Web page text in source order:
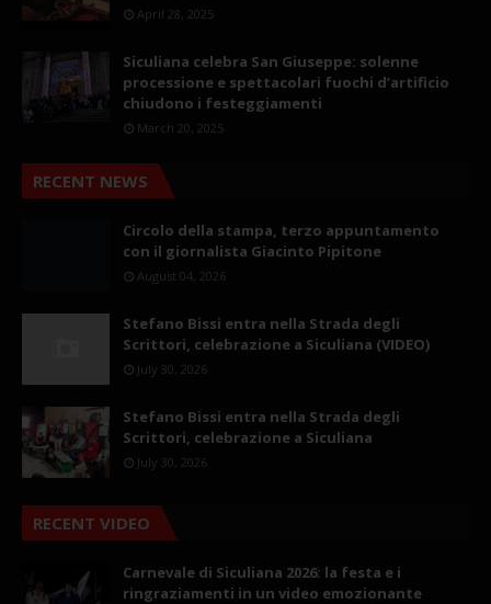
April 28, 2025
Siculiana celebra San Giuseppe: solenne
processione e spettacolari fuochi d’artificio
chiudono i festeggiamenti
March 20, 2025
RECENT NEWS
Circolo della stampa, terzo appuntamento
con il giornalista Giacinto Pipitone
August 04, 2026
Stefano Bissi entra nella Strada degli
Scrittori, celebrazione a Siculiana (VIDEO)
July 30, 2026
Stefano Bissi entra nella Strada degli
Scrittori, celebrazione a Siculiana
July 30, 2026
RECENT VIDEO
Carnevale di Siculiana 2026: la festa e i
ringraziamenti in un video emozionante